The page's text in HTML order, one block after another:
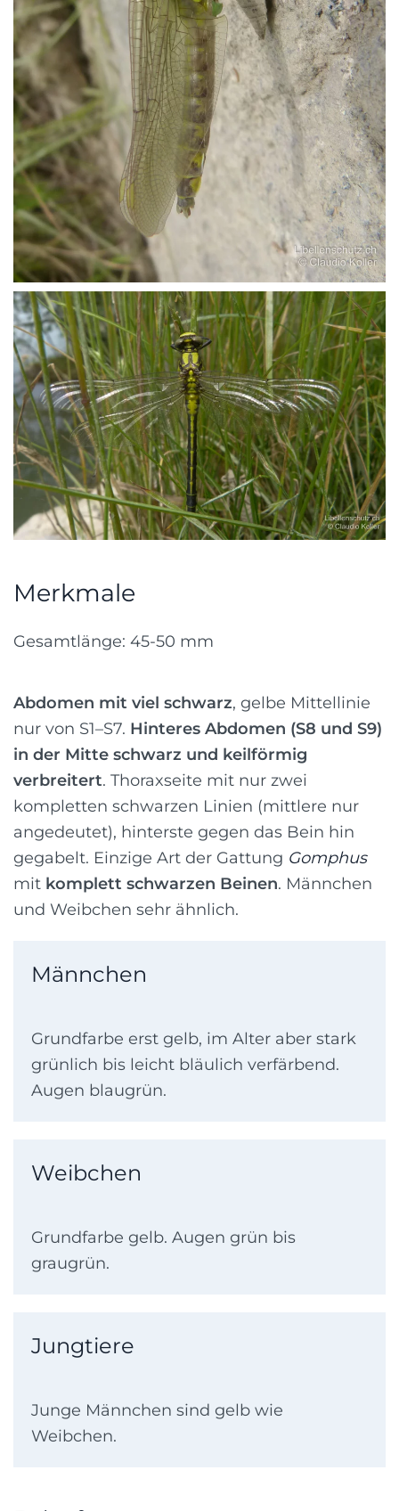
Merkmale
Gesamtlänge: 45-50 mm
Abdomen mit viel schwarz, gelbe Mittellinie
nur von S1–S7. Hinteres Abdomen (S8 und S9)
in der Mitte schwarz und keilförmig
verbreitert. Thoraxseite mit nur zwei
kompletten schwarzen Linien (mittlere nur
angedeutet), hinterste gegen das Bein hin
gegabelt. Einzige Art der Gattung Gomphus
mit komplett schwarzen Beinen. Männchen
und Weibchen sehr ähnlich.
Männchen
Grundfarbe erst gelb, im Alter aber stark
grünlich bis leicht bläulich verfärbend.
Augen blaugrün.
Weibchen
Grundfarbe gelb. Augen grün bis
graugrün.
Jungtiere
Junge Männchen sind gelb wie
Weibchen.